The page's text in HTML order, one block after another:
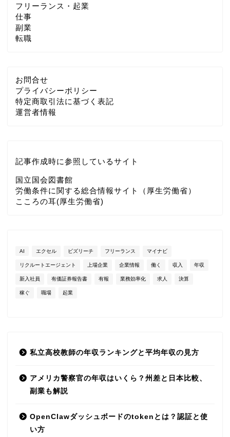
フリーランス・起業
仕事
副業
転職
お問合せ
プライバシーポリシー
特定商取引法に基づく表記
運営者情報
記事作成時に参照しているサイト
国立国会図書館
労働条件に関する総合情報サイト（厚生労働省）
こころの耳(厚生労働省)
AI エクセル ビズリーチ フリーランス マイナビ
リクルートエージェント 上場企業 企業情報 働く 収入 年収
新入社員 有価証券報告書 有報 業務効率化 求人 決算
稼ぐ 職場 起業
私立高校教師の年収ランキングと平均年収の見方
アメリカ警察官の年収はいくら？州差と日本比較、
副業も解説
OpenClawダッシュボードのtokenとは？認証と使
い方